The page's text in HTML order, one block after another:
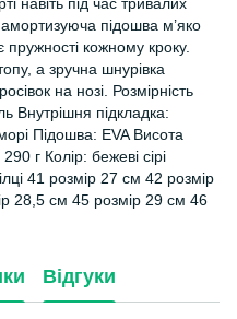
підошва м’яко
кожному кроку.
а зручна шнурівка
на нозі. Розмірність
Внутрішня підкладка:
Підошва: EVA Висота
г Колір: бежеві сірі
41 розмір 27 см 42 розмір
28,5 см 45 розмір 29 см 46
Відгуки